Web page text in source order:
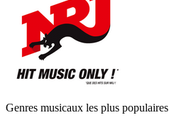
Genres musicaux les plus populaires